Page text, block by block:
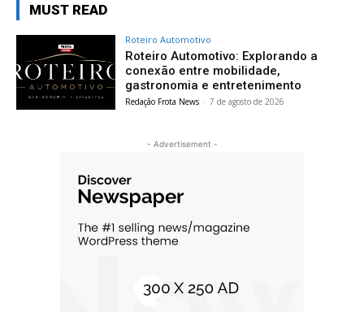
MUST READ
Roteiro Automotivo
Roteiro Automotivo: Explorando a
conexão entre mobilidade,
gastronomia e entretenimento
Redação Frota News - 7 de agosto de 2026
- Advertisement -